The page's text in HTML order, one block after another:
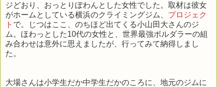
ジどおり、おっとりぽわんとした女性でした。取材は彼女
がホームとしている横浜のクライミングジム、 プロジェク
ト で。じつはここ、のちほど出てくる小山田大さんのジ
ム。ほわっとした10代の女性と、世界最強ボルダラーの組
み合わせは意外に思えましたが、行ってみて納得しまし
た。
大場さんは小学生だか中学生だかのころに、地元のジムに